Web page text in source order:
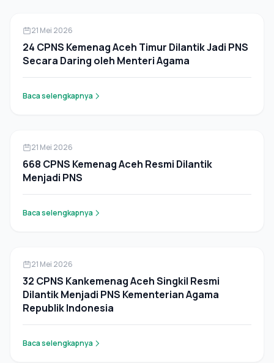
Berita
21 Mei 2026
24 CPNS Kemenag Aceh Timur Dilantik Jadi PNS
Secara Daring oleh Menteri Agama
Baca selengkapnya
Berita
21 Mei 2026
668 CPNS Kemenag Aceh Resmi Dilantik
Menjadi PNS
Baca selengkapnya
Berita
21 Mei 2026
32 CPNS Kankemenag Aceh Singkil Resmi
Dilantik Menjadi PNS Kementerian Agama
Republik Indonesia
Baca selengkapnya